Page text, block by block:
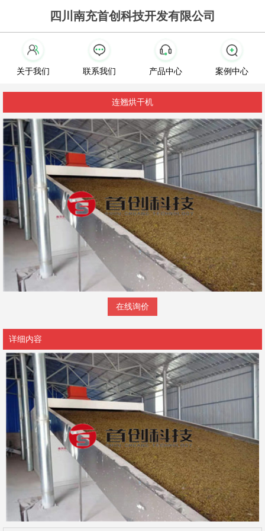
四川南充首创科技开发有限公司
关于我们 联系我们 产品中心 案例中心
连翘烘干机
在线询价
详细内容